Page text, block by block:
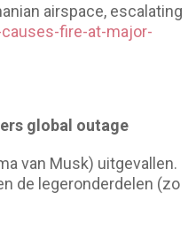
airspace, escalating
fire-at-major-
global outage
van Musk) uitgevallen.
de legeronderdelen (zo